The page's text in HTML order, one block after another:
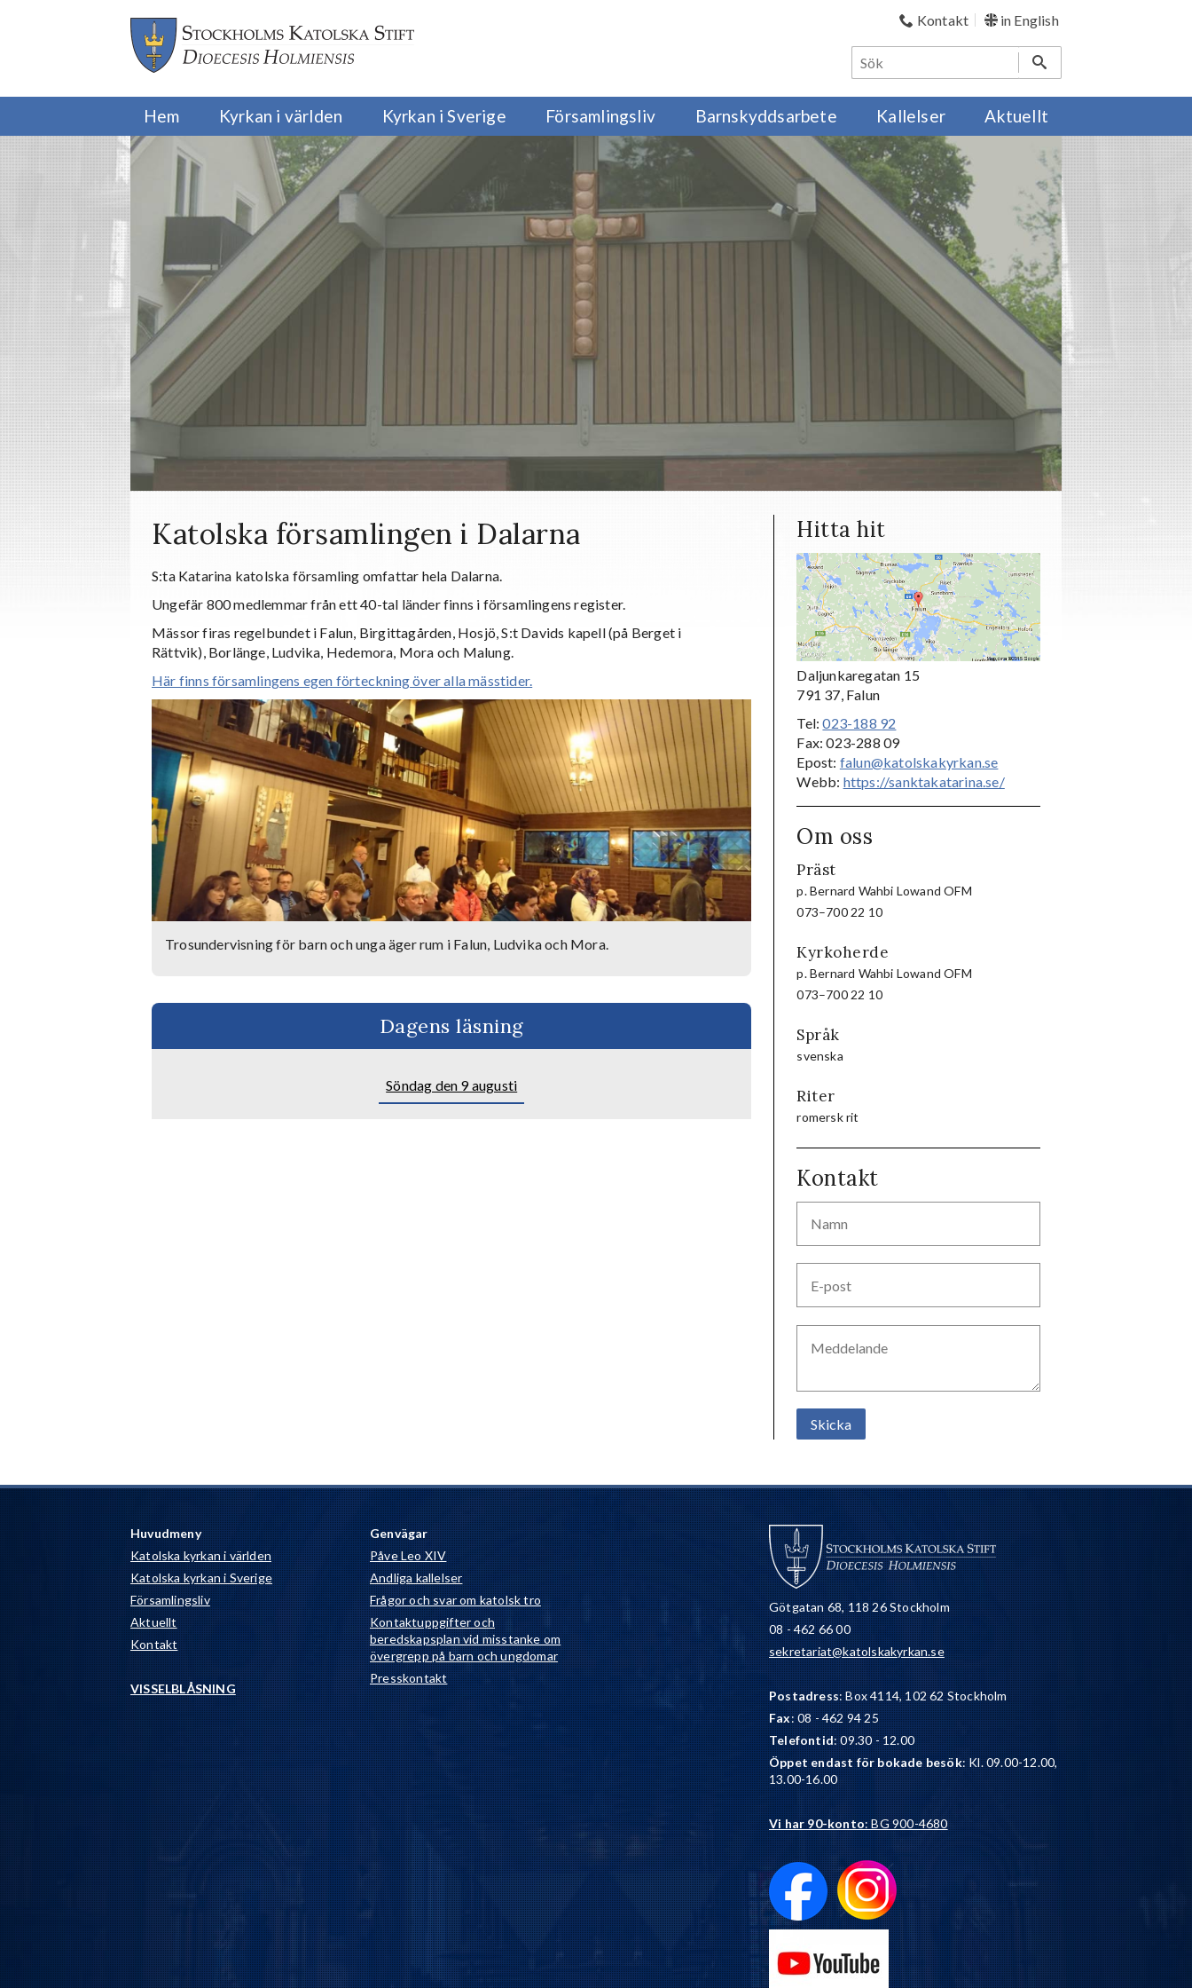
Kontakt in English
Hem Kyrkan i världen Kyrkan i Sverige Församlingsliv Barnskyddsarbete Kallelser Aktuellt
Katolska församlingen i Dalarna
S:ta Katarina katolska församling omfattar hela Dalarna.
Ungefär 800 medlemmar från ett 40-tal länder finns i församlingens register.
Mässor firas regelbundet i Falun, Birgittagården, Hosjö, S:t Davids kapell (på Berget i
Rättvik), Borlänge, Ludvika, Hedemora, Mora och Malung.
Här finns församlingens egen förteckning över alla mässtider.
Hitta hit
Daljunkaregatan 15
791 37, Falun
Tel:023-188 92
Fax: 023-288 09
Epost: falun@katolskakyrkan.se
Webb: https://sanktakatarina.se/
Om oss
Präst
p. Bernard Wahbi Lowand OFM
073–700 22 10
Kyrkoherde
p. Bernard Wahbi Lowand OFM
073–700 22 10
Språk
svenska
Riter
romersk rit
Kontakt
Trosundervisning för barn och unga äger rum i Falun, Ludvika och Mora.
Dagens läsning
Söndag den 9 augusti
Huvudmeny
Katolska kyrkan i världen
Katolska kyrkan i Sverige
Församlingsliv
Aktuellt
Kontakt
VISSELBLÅSNING
Genvägar
Påve Leo XIV
Andliga kallelser
Frågor och svar om katolsk tro
Kontaktuppgifter och
beredskapsplan vid misstanke om
övergrepp på barn och ungdomar
Presskontakt
Götgatan 68, 118 26 Stockholm
08 - 462 66 00
sekretariat@katolskakyrkan.se
Postadress: Box 4114, 102 62 Stockholm
Fax: 08 - 462 94 25
Telefontid: 09.30 - 12.00
Öppet endast för bokade besök: Kl. 09.00-12.00,
13.00-16.00
Vi har 90-konto: BG 900-4680